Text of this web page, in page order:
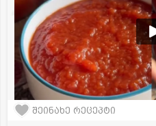
შეინახე რეცეპტი